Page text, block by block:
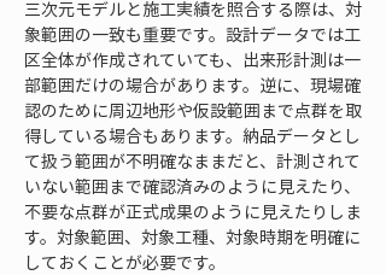
三次元モデルと施工実績を照合する際は、対
象範囲の一致も重要です。設計データでは工
区全体が作成されていても、出来形計測は一
部範囲だけの場合があります。逆に、現場確
認のために周辺地形や仮設範囲まで点群を取
得している場合もあります。納品データとし
て扱う範囲が不明確なままだと、計測されて
いない範囲まで確認済みのように見えたり、
不要な点群が正式成果のように見えたりしま
す。対象範囲、対象工種、対象時期を明確に
しておくことが必要です。